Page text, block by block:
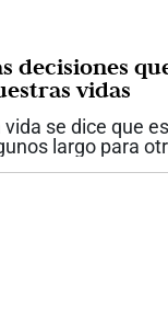
decisiones
vidas
vida se dice que
largo para
de rocas y